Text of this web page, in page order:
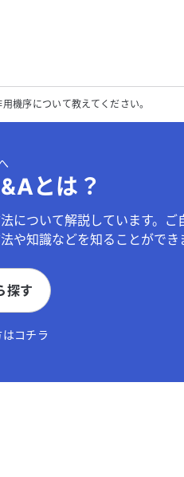
ください。
序について教えてください。
とは？
について解説しています。ご
や知識などを知ることができ
探す
コチラ